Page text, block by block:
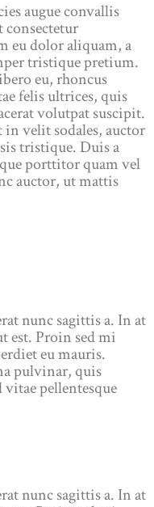
augue convallis
consectetur
eu dolor aliquam, a
tristique pretium.
eu, rhoncus
felis ultrices, quis
volutpat suscipit.
in velit sodales, auctor
tristique. Duis a
porttitor quam vel
auctor, ut mattis
nunc sagittis a. In at
est. Proin sed mi
eu mauris.
pulvinar, quis
vitae pellentesque
nunc sagittis a. In at